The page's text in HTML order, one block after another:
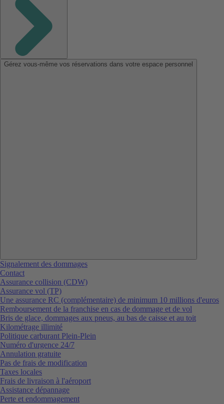
Gérez vous-même vos réservations dans votre espace personnel
Signalement des dommages
Contact
Assurance collision (CDW)
Assurance vol (TP)
Une assurance RC (complémentaire) de minimum 10 millions d'euros
Remboursement de la franchise en cas de dommage et de vol
Bris de glace, dommages aux pneus, au bas de caisse et au toit
Kilométrage illimité
Politique carburant Plein-Plein
Numéro d'urgence 24/7
Annulation gratuite
Pas de frais de modification
Taxes locales
Frais de livraison à l'aéroport
Assistance dépannage
Perte et endommagement